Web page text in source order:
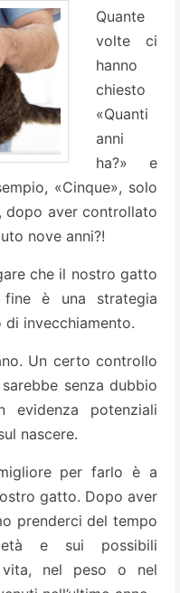
Quante
volte ci
hanno
chiesto
«Quanti
anni
ha?» e
«Cinque», solo
dopo aver controllato
nove anni?!
che il nostro gatto
è una strategia
invecchiamento.
Un certo controllo
senza dubbio
evidenza potenziali
nascere.
per farlo è a
gatto. Dopo aver
prenderci del tempo
e sui possibili
nel peso o nel